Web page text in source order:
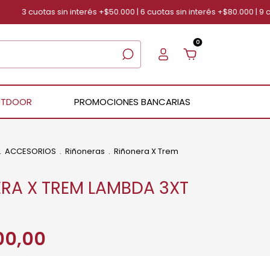
3 cuotas sin interés +$50.000 | 6 cuotas sin interés +$80.000 | 9
0
PROMOCIONES BANCARIAS
. ACCESORIOS . Riñoneras . Riñonera X Trem
X TREM LAMBDA 3XT